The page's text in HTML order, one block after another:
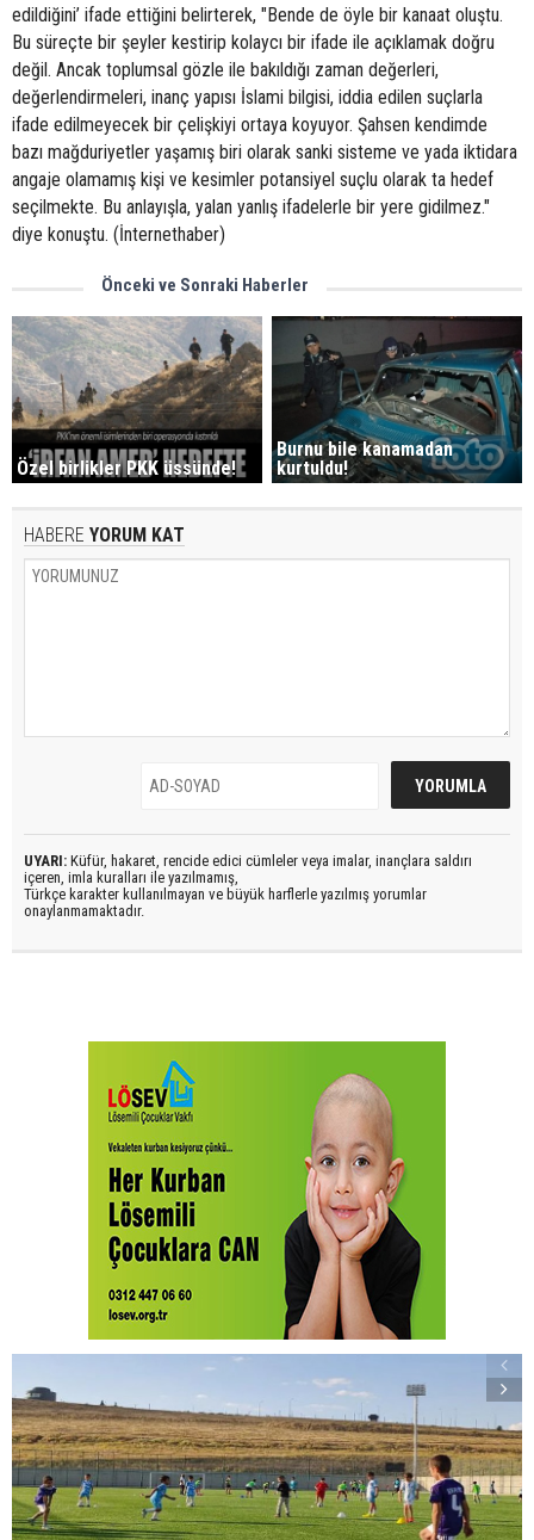
edildiğini’ ifade ettiğini belirterek, "Bende de öyle bir kanaat oluştu.
Bu süreçte bir şeyler kestirip kolaycı bir ifade ile açıklamak doğru
değil. Ancak toplumsal gözle ile bakıldığı zaman değerleri,
değerlendirmeleri, inanç yapısı İslami bilgisi, iddia edilen suçlarla
ifade edilmeyecek bir çelişkiyi ortaya koyuyor. Şahsen kendimde
bazı mağduriyetler yaşamış biri olarak sanki sisteme ve yada iktidara
angaje olamamış kişi ve kesimler potansiyel suçlu olarak ta hedef
seçilmekte. Bu anlayışla, yalan yanlış ifadelerle bir yere gidilmez."
diye konuştu. (İnternethaber)
Önceki ve Sonraki Haberler
Özel birlikler PKK üssünde!
Burnu bile kanamadan
kurtuldu!
HABERE YORUM KAT
UYARI: Küfür, hakaret, rencide edici cümleler veya imalar, inançlara saldırı
içeren, imla kuralları ile yazılmamış,
Türkçe karakter kullanılmayan ve büyük harflerle yazılmış yorumlar
onaylanmamaktadır.